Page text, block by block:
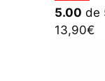
5.00 de
13,90€